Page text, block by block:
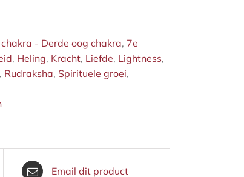
- Derde oog chakra, 7e
, Heling, Kracht, Liefde, Lightness,
, Rudraksha, Spirituele groei,
Email dit product